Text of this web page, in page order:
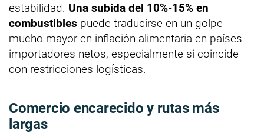
estabilidad. Una subida del 10%-15% en
combustibles puede traducirse en un golpe
mucho mayor en inflación alimentaria en países
importadores netos, especialmente si coincide
con restricciones logísticas.
Comercio encarecido y rutas más
largas